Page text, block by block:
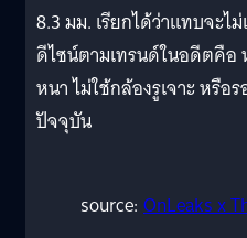
8.3 มม. เรียกได้ว่าแทบจะไ
ดีไซน์ตามเทรนด์ในอดีตคื
หนา ไม่ใช้กล้องรูเจาะ หรือ
ปัจจุบัน
source: OnLeaks x